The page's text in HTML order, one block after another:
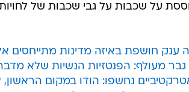
על שכבות על גבי שכבות של
ענק חושפת באיזה מדינות מתייחסים
מעולף: הפנטזיות הנשיות שלא
נחשפו: הודו במקום